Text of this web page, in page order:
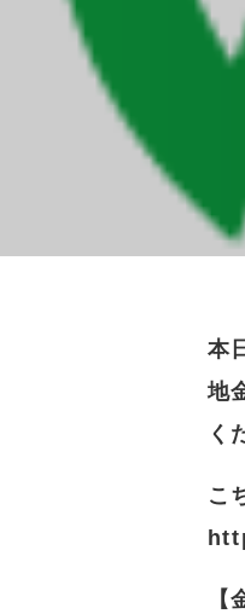
本
地
く
こ
【